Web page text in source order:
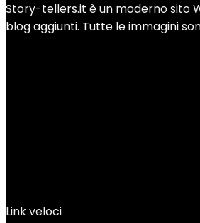
Story-tellers.it è un moderno sito
blog aggiunti. Tutte le immagini
Link veloci